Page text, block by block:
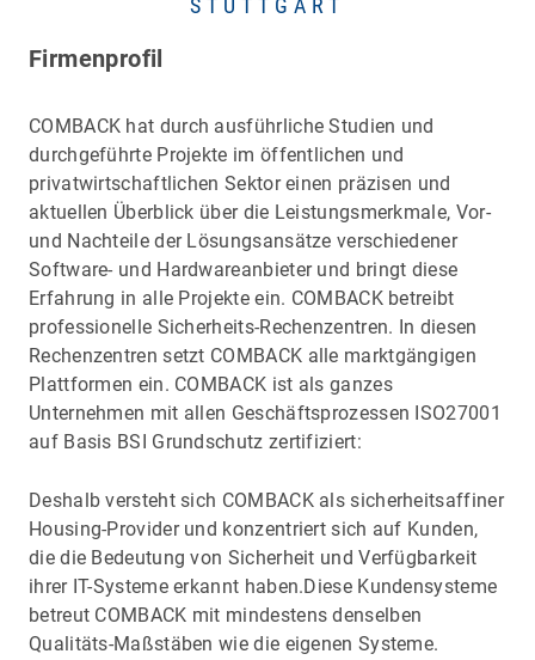
STUTTGART
Firmenprofil
COMBACK hat durch ausführliche Studien und
durchgeführte Projekte im öffentlichen und
privatwirtschaftlichen Sektor einen präzisen und
aktuellen Überblick über die Leistungsmerkmale, Vor-
und Nachteile der Lösungsansätze verschiedener
Software- und Hardwareanbieter und bringt diese
Erfahrung in alle Projekte ein. COMBACK betreibt
professionelle Sicherheits-Rechenzentren. In diesen
Rechenzentren setzt COMBACK alle marktgängigen
Plattformen ein. COMBACK ist als ganzes
Unternehmen mit allen Geschäftsprozessen ISO27001
auf Basis BSI Grundschutz zertifiziert:
Deshalb versteht sich COMBACK als sicherheitsaffiner
Housing-Provider und konzentriert sich auf Kunden,
die die Bedeutung von Sicherheit und Verfügbarkeit
ihrer IT-Systeme erkannt haben.Diese Kundensysteme
betreut COMBACK mit mindestens denselben
Qualitäts-Maßstäben wie die eigenen Systeme.